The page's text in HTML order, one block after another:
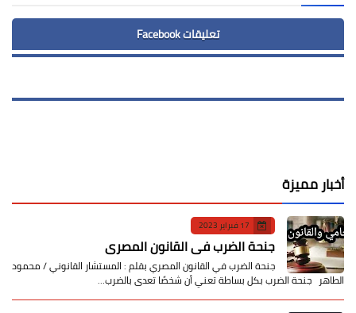
تعليقات Facebook
أخبار مميزة
17 فبراير 2023
جنحة الضرب في القانون المصري
جنحة الضرب في القانون المصري بقلم : المستشار القانوني / محمود
الطاهر جنحة الضرب بكل بساطة تعني أن شخصًا تعدى بالضرب…